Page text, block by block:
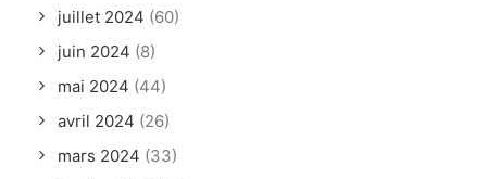
juillet 2024 (60)
juin 2024 (8)
mai 2024 (44)
avril 2024 (26)
mars 2024 (33)